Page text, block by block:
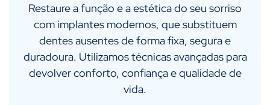
Restaure a função e a estética do seu sorriso
com implantes modernos, que substituem
dentes ausentes de forma fixa, segura e
duradoura. Utilizamos técnicas avançadas para
devolver conforto, confiança e qualidade de
vida.